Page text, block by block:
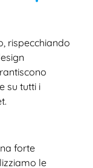
rispecchiando
su tutti i
forte
le